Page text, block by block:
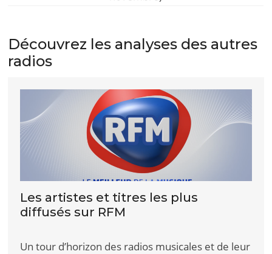
Découvrez les analyses des autres
radios
Les artistes et titres les plus
diffusés sur RFM
Un tour d’horizon des radios musicales et de leur